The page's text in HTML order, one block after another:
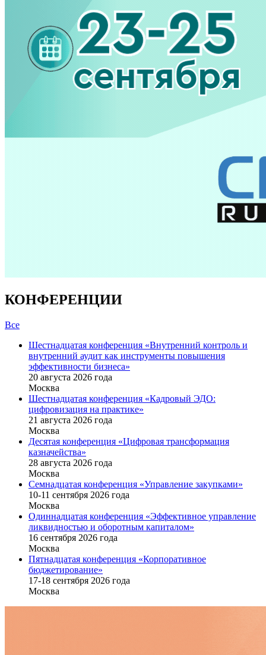
КОНФЕРЕНЦИИ
Все
Шестнадцатая конференция «Внутренний контроль и
внутренний аудит как инструменты повышения
эффективности бизнеса»
20 августа 2026 года
Москва
Шестнадцатая конференция «Кадровый ЭДО:
цифровизация на практике»
21 августа 2026 года
Москва
Десятая конференция «Цифровая трансформация
казначейства»
28 августа 2026 года
Москва
Семнадцатая конференция «Управление закупками»
10-11 сентября 2026 года
Москва
Одиннадцатая конференция «Эффективное управление
ликвидностью и оборотным капиталом»
16 cентября 2026 года
Москва
Пятнадцатая конференция «Корпоративное
бюджетирование»
17-18 сентября 2026 года
Москва